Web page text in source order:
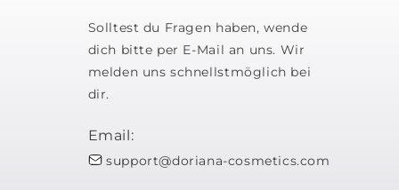
Solltest du Fragen haben, wende
dich bitte per E-Mail an uns. Wir
melden uns schnellstmöglich bei
dir.
Email:
support@doriana-cosmetics.com